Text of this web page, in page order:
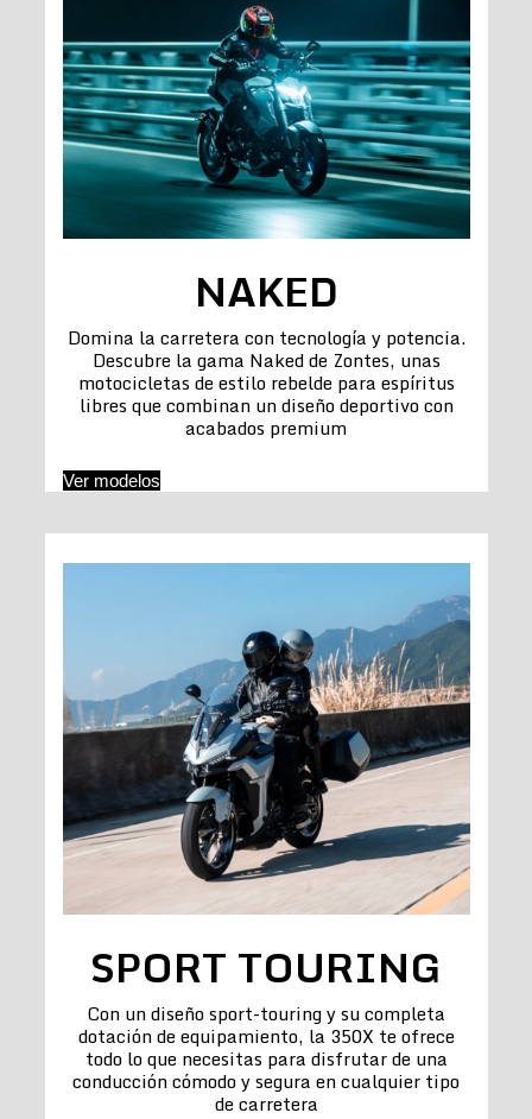
NAKED
Domina la carretera con tecnología y potencia.
Descubre la gama Naked de Zontes, unas
motocicletas de estilo rebelde para espíritus
libres que combinan un diseño deportivo con
acabados premium
Ver modelos
SPORT TOURING
Con un diseño sport-touring y su completa
dotación de equipamiento, la 350X te ofrece
todo lo que necesitas para disfrutar de una
conducción cómodo y segura en cualquier tipo
de carretera